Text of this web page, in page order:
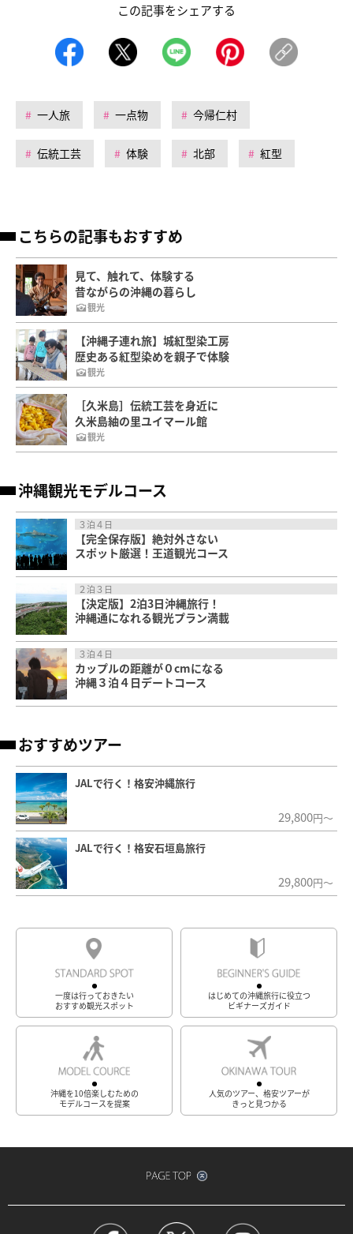
この記事をシェアする
一人旅 一点物 今帰仁村
伝統工芸 体験 北部 紅型
こちらの記事もおすすめ
見て、触れて、体験する
昔ながらの沖縄の暮らし
観光
【沖縄子連れ旅】城紅型染工房
歴史ある紅型染めを親子で体験
観光
［久米島］伝統工芸を身近に
久米島紬の里ユイマール館
観光
沖縄観光モデルコース
３泊４日
【完全保存版】絶対外さない
スポット厳選！王道観光コース
２泊３日
【決定版】2泊3日沖縄旅行！
沖縄通になれる観光プラン満載
３泊４日
カップルの距離が０cmになる
沖縄３泊４日デートコース
おすすめツアー
JALで行く！格安沖縄旅行
29,800円～
JALで行く！格安石垣島旅行
29,800円～
一度は行っておきたい
おすすめ観光スポット
はじめての沖縄旅行に役立つ
ビギナーズガイド
沖縄を10倍楽しむための
モデルコースを提案
人気のツアー、格安ツアーが
きっと見つかる